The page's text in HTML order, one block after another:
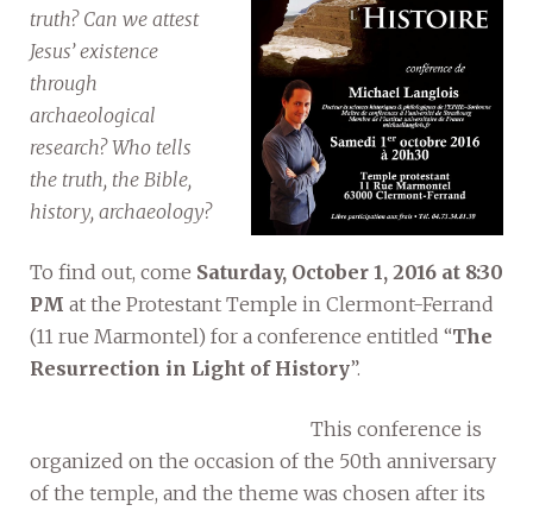
truth? Can we attest
Jesus’ existence
through
archaeological
research? Who tells
the truth, the Bible,
history, archaeology?
To find out, come Saturday, October 1, 2016 at 8:30
PM at the Protestant Temple in Clermont-Ferrand
(11 rue Marmontel) for a conference entitled “The
Resurrection in Light of History”.
This conference is
organized on the occasion of the 50th anniversary
of the temple, and the theme was chosen after its